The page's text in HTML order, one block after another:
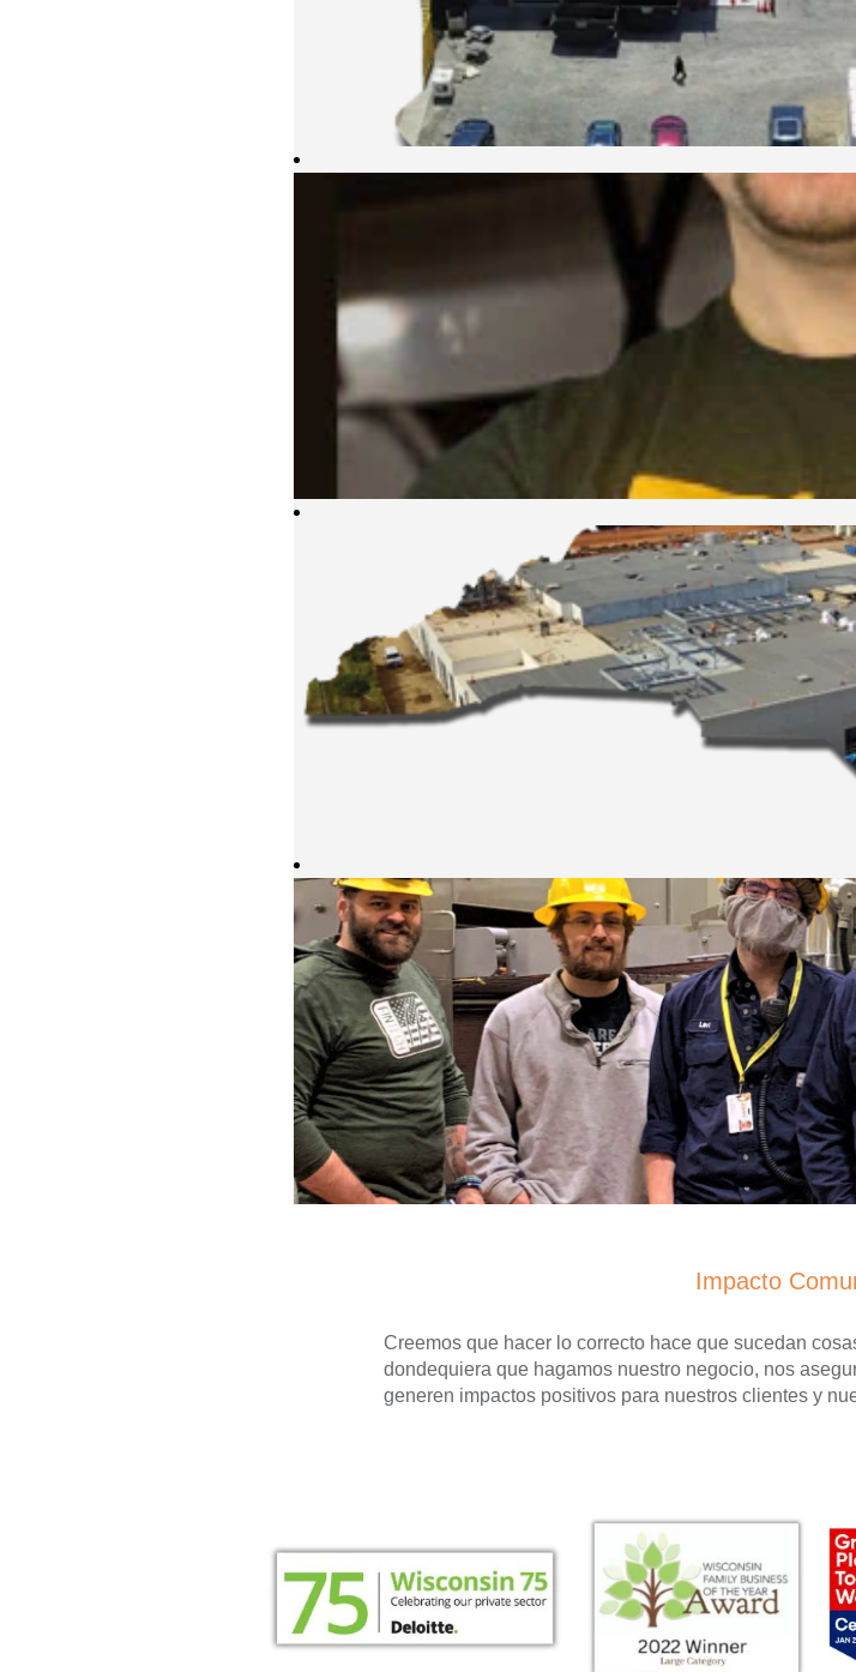
Impacto
Creemos que hacer lo correcto hace que sucedan
dondequiera que hagamos nuestro negocio, nos
generen impactos positivos para nuestros clientes y